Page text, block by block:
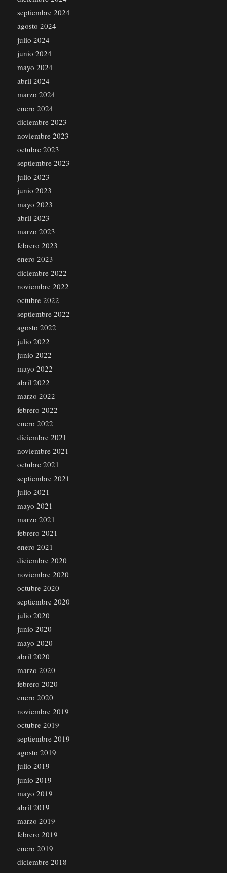
septiembre 2024
agosto 2024
julio 2024
junio 2024
mayo 2024
abril 2024
marzo 2024
enero 2024
diciembre 2023
noviembre 2023
octubre 2023
septiembre 2023
julio 2023
junio 2023
mayo 2023
abril 2023
marzo 2023
febrero 2023
enero 2023
diciembre 2022
noviembre 2022
octubre 2022
septiembre 2022
agosto 2022
julio 2022
junio 2022
mayo 2022
abril 2022
marzo 2022
febrero 2022
enero 2022
diciembre 2021
noviembre 2021
octubre 2021
septiembre 2021
julio 2021
mayo 2021
marzo 2021
febrero 2021
enero 2021
diciembre 2020
noviembre 2020
octubre 2020
septiembre 2020
julio 2020
junio 2020
mayo 2020
abril 2020
marzo 2020
febrero 2020
enero 2020
noviembre 2019
octubre 2019
septiembre 2019
agosto 2019
julio 2019
junio 2019
mayo 2019
abril 2019
marzo 2019
febrero 2019
enero 2019
diciembre 2018